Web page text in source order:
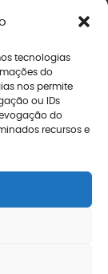
tecnologias
do
nos permite
ou IDs
do
recursos e
de